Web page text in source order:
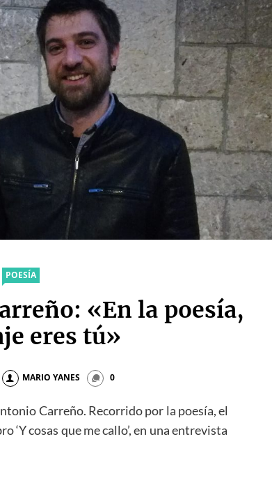
POESÍA
«En la poesía,
eres tú»
MARIO YANES 0
Carreño. Recorrido por la poesía, el
‘Y cosas que me callo’, en una entrevista